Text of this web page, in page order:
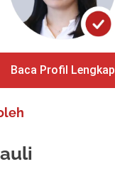
Baca Profil Lengkap